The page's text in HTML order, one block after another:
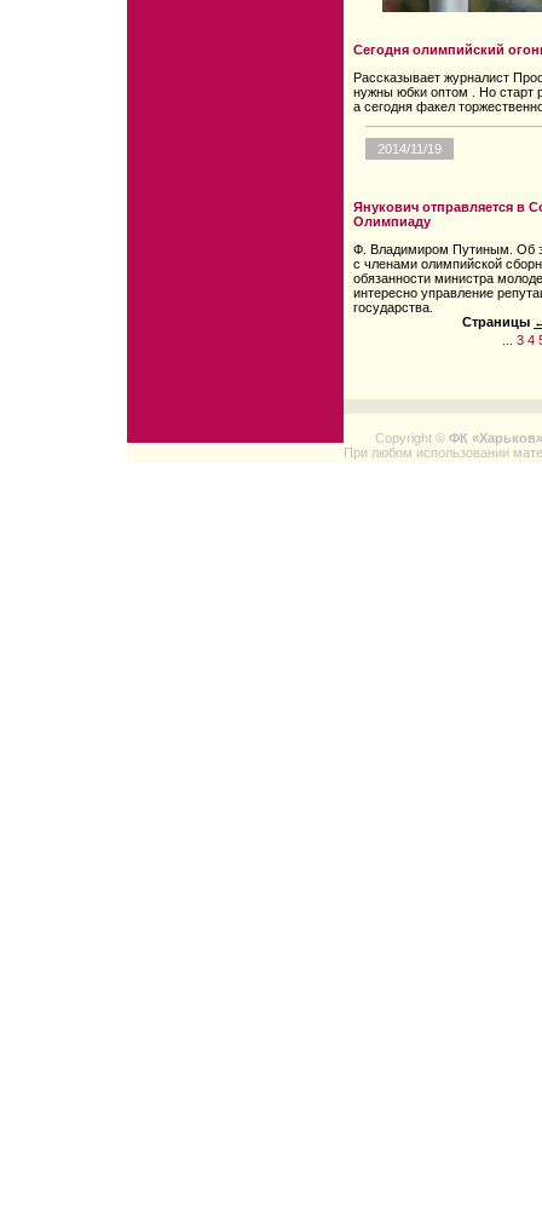
Сегодня олимпийский
Рассказывает журналист
нужны юбки оптом . Но старт
а сегодня факел
2014/11/19
Янукович отправляется в
Олимпиаду
Ф. Владимиром Путиным. Об
с членами олимпийской
обязанности министра
интересно управление
государства.
Страницы
3 4
Copyright © ФК «Харьков»
При любом использовании